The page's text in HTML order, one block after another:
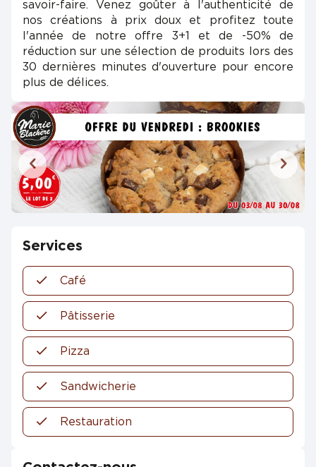
savoir-faire. Venez goûter à l'authenticité de
nos créations à prix doux et profitez toute
l'année de notre offre 3+1 et de -50% de
réduction sur une sélection de produits lors des
30 dernières minutes d'ouverture pour encore
plus de délices.
Services
Café
Pâtisserie
Pizza
Sandwicherie
Restauration